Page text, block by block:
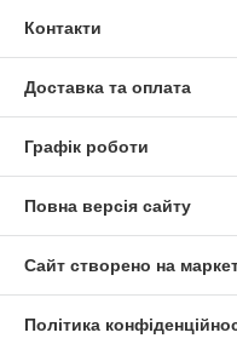
Контакти
Доставка та оплата
Графік роботи
Повна версія сайту
Сайт створено на
Політика